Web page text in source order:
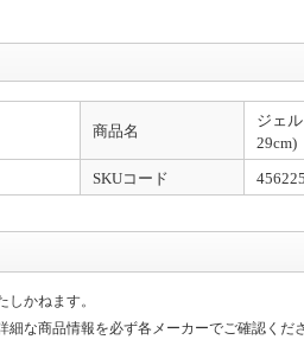
商品名
ジェ
29cm)
SKUコード
かねます。
な商品情報を必ず各メーカーでご確認くださ